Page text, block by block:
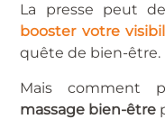
La presse peut
booster votre
quête de bien-être.
Mais comment
massage bien-être